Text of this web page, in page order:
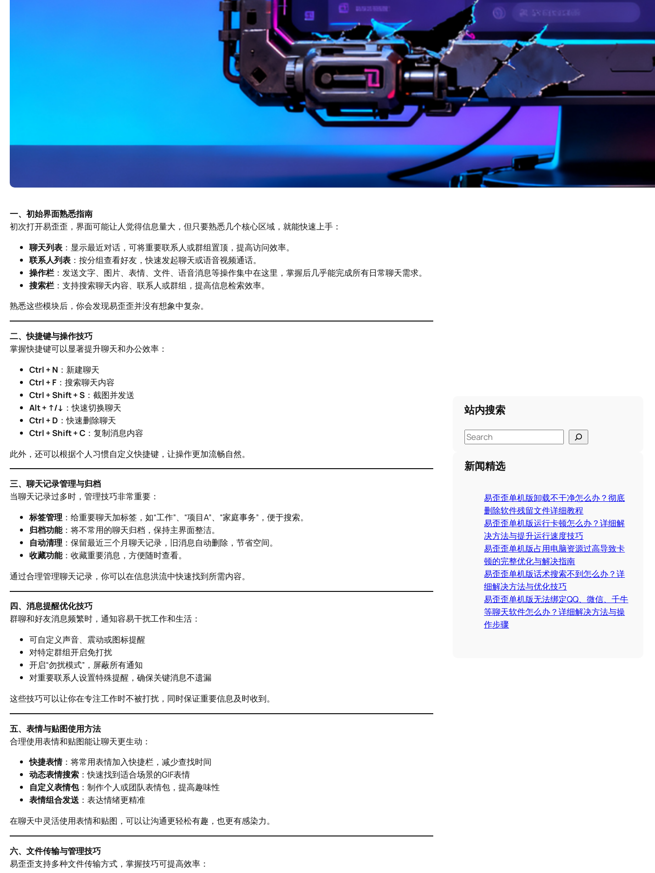
一、初始界面熟悉指南
初次打开易歪歪，界面可能让人觉得信息量大，但只要熟悉几个核心区域，就能快速上手：
聊天列表 ：显示最近对话，可将重要联系人或群组置顶，提高访问效率。
联系人列表 ：按分组查看好友，快速发起聊天或语音视频通话。
操作栏 ：发送文字、图片、表情、文件、语音消息等操作集中在这里，掌握后几乎能完成所有日常聊天需求。
搜索栏 ：支持搜索聊天内容、联系人或群组，提高信息检索效率。
熟悉这些模块后，你会发现易歪歪并没有想象中复杂。
二、快捷键与操作技巧
掌握快捷键可以显著提升聊天和办公效率：
Ctrl + N ：新建聊天
Ctrl + F ：搜索聊天内容
Ctrl + Shift + S ：截图并发送
Alt + ↑/↓ ：快速切换聊天
Ctrl + D ：快速删除聊天
Ctrl + Shift + C ：复制消息内容
此外，还可以根据个人习惯自定义快捷键，让操作更加流畅自然。
三、聊天记录管理与归档
当聊天记录过多时，管理技巧非常重要：
标签管理 ：给重要聊天加标签，如“工作”、“项目A”、“家庭事务”，便于搜索。
归档功能：将不常用的聊天归档，保持主界面整洁。
自动清理 ：保留最近三个月聊天记录，旧消息自动删除，节省空间。
收藏功能：收藏重要消息，方便随时查看。
通过合理管理聊天记录，你可以在信息洪流中快速找到所需内容。
四、消息提醒优化技巧
群聊和好友消息频繁时，通知容易干扰工作和生活：
可自定义声音、震动或图标提醒
对特定群组开启免打扰
开启“勿扰模式”，屏蔽所有通知
对重要联系人设置特殊提醒，确保关键消息不遗漏
这些技巧可以让你在专注工作时不被打扰，同时保证重要信息及时收到。
五、表情与贴图使用方法
合理使用表情和贴图能让聊天更生动：
快捷表情：将常用表情加入快捷栏，减少查找时间
动态表情搜索 ：快速找到适合场景的GIF表情
自定义表情包：制作个人或团队表情包，提高趣味性
表情组合发送 ：表达情绪更精准
在聊天中灵活使用表情和贴图，可以让沟通更轻松有趣，也更有感染力。
六、文件传输与管理技巧
易歪歪支持多种文件传输方式，掌握技巧可提高效率：
站内搜索
S
e
a
r
新闻精选
易歪歪单机版卸载不干净怎么办？彻底
删除软件残留文件详细教程
易歪歪单机版运行卡顿怎么办？详细解
决方法与提升运行速度技巧
易歪歪单机版占用电脑资源过高导致卡
顿的完整优化与解决指南
易歪歪单机版话术搜索不到怎么办？详
细解决方法与优化技巧
易歪歪单机版无法绑定QQ、微信、千牛
等聊天软件怎么办？详细解决方法与操
作步骤